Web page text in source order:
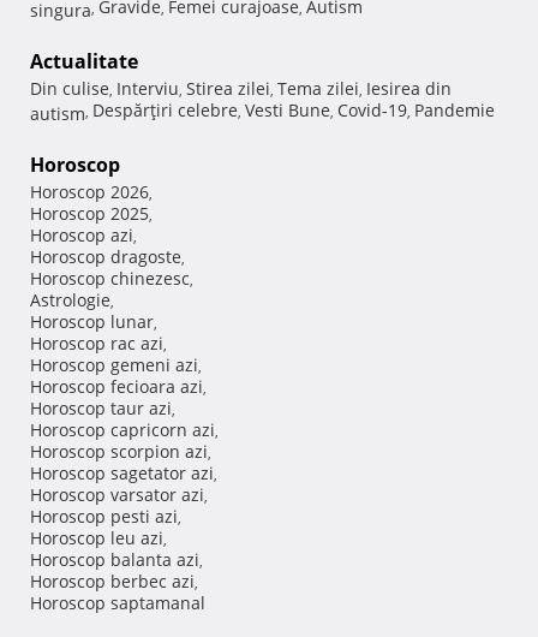
singura, Gravide, Femei curajoase, Autism
Actualitate
Din culise, Interviu, Stirea zilei, Tema zilei, Iesirea din
autism, Despărţiri celebre, Vesti Bune, Covid-19, Pandemie
Horoscop
Horoscop 2026,
Horoscop 2025,
Horoscop azi,
Horoscop dragoste,
Horoscop chinezesc,
Astrologie,
Horoscop lunar,
Horoscop rac azi,
Horoscop gemeni azi,
Horoscop fecioara azi,
Horoscop taur azi,
Horoscop capricorn azi,
Horoscop scorpion azi,
Horoscop sagetator azi,
Horoscop varsator azi,
Horoscop pesti azi,
Horoscop leu azi,
Horoscop balanta azi,
Horoscop berbec azi,
Horoscop saptamanal